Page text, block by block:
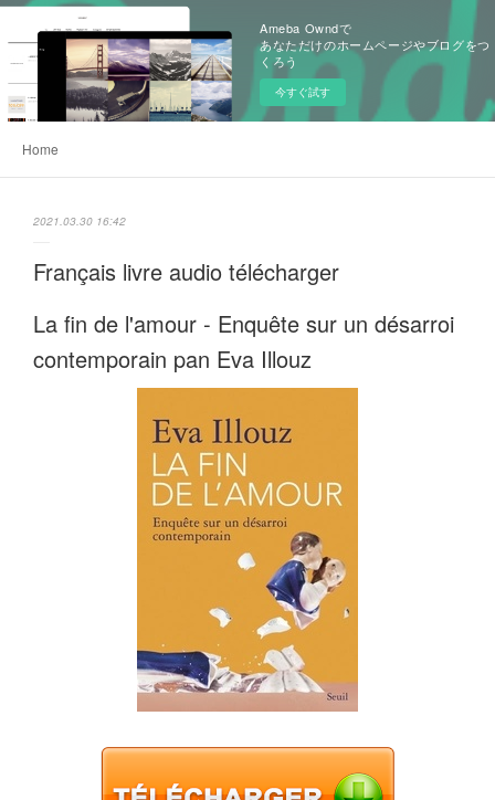
Ameba Owndで
あなただけのホームページやブログをつ
くろう
今すぐ試す
Home
2021.03.30 16:42
Français livre audio télécharger
La fin de l'amour - Enquête sur un désarroi
contemporain pan Eva Illouz